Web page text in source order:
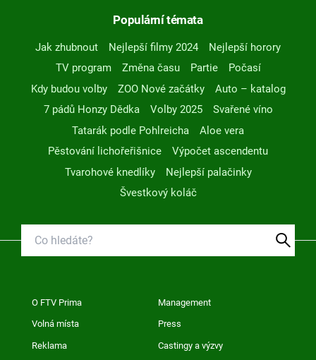
Populární témata
Jak zhubnout Nejlepší filmy 2024
Nejlepší horory
TV program
Změna času Partie
Počasí
Kdy budou volby
ZOO Nové začátky
Auto – katalog
7 pádů Honzy Dědka
Volby 2025
Svařené víno
Tatarák podle Pohlreicha
Aloe vera
Pěstování lichořeřišnice
Výpočet ascendentu
Tvarohové knedlíky
Nejlepší palačinky
Švestkový koláč
O FTV Prima Management
Volná místa Press
Reklama Castingy a výzvy